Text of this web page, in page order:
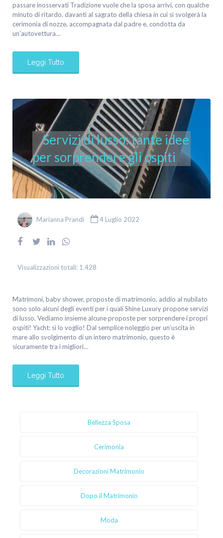
passare inosservati Tradizione vuole che la sposa arrivi, con qualche
minuto di ritardo, davanti al sagrato della chiesa in cui si svolgerà la
cerimonia di nozze, accompagnata dal padre e, condotta da
un’autovettura…
Leggi Tutto
Servizi di lusso: tante idee
per sorprendere gli ospiti
Marianna Prandi 4 Luglio 2022
Visualizzazioni totali: 1.428
Matrimoni, baby shower, proposte di matrimonio, addio al nubilato
sono solo alcuni degli eventi per i quali Shine Luxury propone servizi
di lusso. Vediamo insieme alcune proposte per sorprendere i propri
ospiti! Yacht: sì lo voglio! Dal semplice noleggio per un’uscita in
mare allo svolgimento di un intero matrimonio, questo è
sicuramente tra i migliori…
Leggi Tutto
Bellezza Sposa
Cerimonia
Decorazioni Matrimonio
Dopo il Matrimonio
Moda